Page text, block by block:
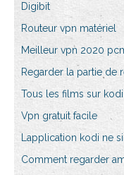
Digibit
Routeur vpn matériel
Meilleur vpn 2020
Regarder la partie de
Tous les films sur kodi
Vpn gratuit facile
Lapplication kodi ne
Comment regarder